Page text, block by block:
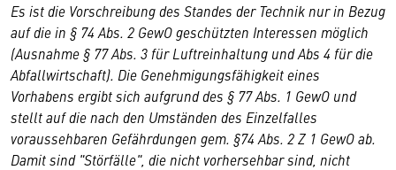
Es ist die Vorschreibung des Standes der Technik nur in Bezug
auf die in § 74 Abs. 2 GewO geschützten Interessen möglich
(Ausnahme § 77 Abs. 3 für Luftreinhaltung und Abs 4 für die
Abfallwirtschaft). Die Genehmigungsfähigkeit eines
Vorhabens ergibt sich aufgrund des § 77 Abs. 1 GewO und
stellt auf die nach den Umständen des Einzelfalles
voraussehbaren Gefährdungen gem. §74 Abs. 2 Z 1 GewO ab.
Damit sind "Störfälle", die nicht vorhersehbar sind, nicht